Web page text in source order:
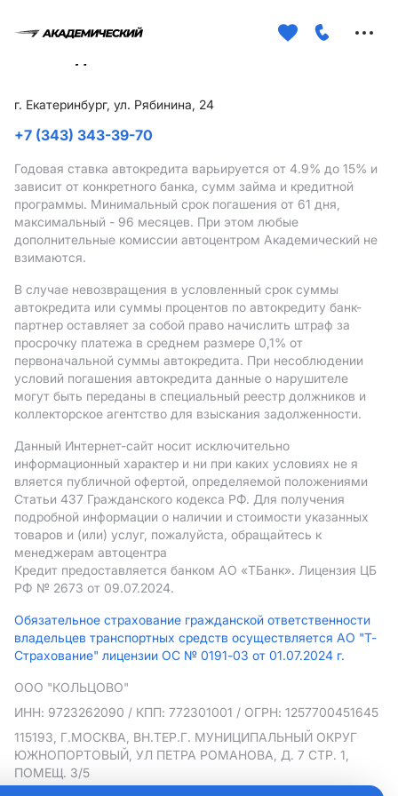
г. Екатеринбург, ул. Рябинина, 24
+7 (343) 343-39-70
Годовая ставка автокредита варьируется от 4.9% до 15% и
зависит от конкретного банка, сумм займа и кредитной
программы. Минимальный срок погашения от 61 дня,
максимальный - 96 месяцев. При этом любые
дополнительные комиссии автоцентром Академический не
взимаются.
В случае невозвращения в условленный срок суммы
автокредита или суммы процентов по автокредиту банк-
партнер оставляет за собой право начислить штраф за
просрочку платежа в среднем размере 0,1% от
первоначальной суммы автокредита. При несоблюдении
условий погашения автокредита данные о нарушителе
могут быть переданы в специальный реестр должников и
коллекторское агентство для взыскания задолженности.
Данный Интернет-сайт носит исключительно
информационный характер и ни при каких условиях не я
вляется публичной офертой, определяемой положениями
Статьи 437 Гражданского кодекса РФ. Для получения
подробной информации о наличии и стоимости указанных
товаров и (или) услуг, пожалуйста, обращайтесь к
менеджерам автоцентра
Кредит предоставляется банком АO «ТБанк». Лицензия ЦБ
РФ № 2673 от 09.07.2024.
Обязательное страхование гражданской ответственности
владельцев транспортных средств осуществляется АО "Т-
Страхование" лицензии ОС № 0191-03 от 01.07.2024 г.
ООО "КОЛЬЦОВО"
ИНН: 9723262090 / КПП: 772301001 / ОГРН: 1257700451645
115193, Г.МОСКВА, ВН.ТЕР.Г. МУНИЦИПАЛЬНЫЙ ОКРУГ
ЮЖНОПОРТОВЫЙ, УЛ ПЕТРА РОМАНОВА, Д. 7 СТР. 1,
ПОМЕЩ. 3/5